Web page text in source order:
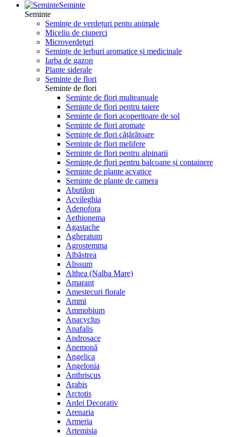
Seminte
Seminte
Semințe de verdețuri pentu animale
Miceliu de ciuperci
Microverdețuri
Semințe de ierburi aromatice și medicinale
Iarba de gazon
Plante siderale
Seminte de flori
Seminte de flori
Seminte de flori multeanuale
Seminte de flori pentru taiere
Seminte de flori acoperitoare de sol
Seminte de flori aromate
Semințe de flori cățărătoare
Seminte de flori melifere
Seminte de flori pentru alpinarii
Semințe de flori pentru balcoane și containere
Seminte de plante acvatice
Seminte de plante de camera
Abutilon
Acvileghia
Adenofora
Aethionema
Agastache
Agheratum
Agrostemma
Albăstrea
Alissum
Althea (Nalba Mare)
Amarant
Amestecuri florale
Ammi
Ammobium
Anacyclus
Anafalis
Androsace
Anemonă
Angelica
Angelonia
Anthriscus
Arabis
Arctotis
Ardei Decorativ
Arenaria
Armeria
Artemisia